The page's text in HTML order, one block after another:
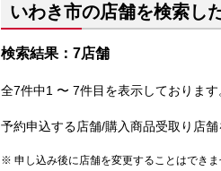
いわき市の店舗を検索し
検索結果：7店舗
全7件中1 〜 7件目を表示しておりま
予約申込する店舗/購入商品受取り店舗
申し込み後に店舗を変更することはできま